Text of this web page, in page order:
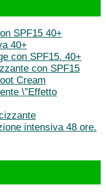
SPF15 40+
40+
con SPF15. 40+
con SPF15
Cream
\”Effetto
intensiva 48 ore.